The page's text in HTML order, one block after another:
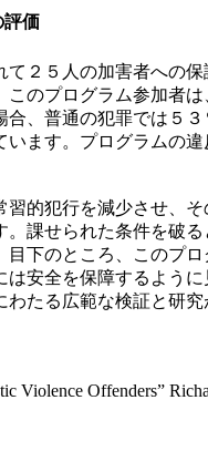
評価
て２５人の加害者への
このプログラム参加者
合、普通の犯罪では５
います。プログラムの
習的犯行を減少させ、
。課せられた条件を破
目下のところ、このプ
は安全を保障するよう
わたる広範な検証と研
Violence Offenders”